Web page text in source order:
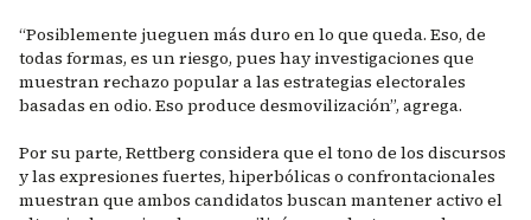
“Posiblemente jueguen más duro en lo que queda. Eso, de
todas formas, es un riesgo, pues hay investigaciones que
muestran rechazo popular a las estrategias electorales
basadas en odio. Eso produce desmovilización”, agrega.
Por su parte, Rettberg considera que el tono de los discursos
y las expresiones fuertes, hiperbólicas o confrontacionales
muestran que ambos candidatos buscan mantener activo el